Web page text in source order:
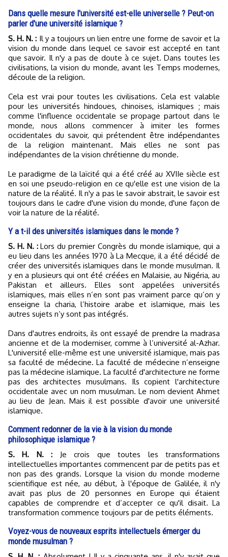
Dans quelle mesure l'université est-elle universelle ? Peut-on
parler d'une université islamique ?
S. H. N. : Il y a toujours un lien entre une forme de savoir et la
vision du monde dans lequel ce savoir est accepté en tant
que savoir. Il n'y a pas de doute à ce sujet. Dans toutes les
civilisations, la vision du monde, avant les Temps modernes,
découle de la religion.
Cela est vrai pour toutes les civilisations. Cela est valable
pour les universités hindoues, chinoises, islamiques ; mais
comme l'influence occidentale se propage partout dans le
monde, nous allons commencer à imiter les formes
occidentales du savoir, qui prétendent être indépendantes
de la religion maintenant. Mais elles ne sont pas
indépendantes de la vision chrétienne du monde.
Le paradigme de la laïcité qui a été créé au XVIIe siècle est
en soi une pseudo-religion en ce qu'elle est une vision de la
nature de la réalité. Il n'y a pas le savoir abstrait, le savoir est
toujours dans le cadre d'une vision du monde, d'une façon de
voir la nature de la réalité.
Y a t-il des universités islamiques dans le monde ?
S. H. N. :Lors du premier Congrès du monde islamique, qui a
eu lieu dans les années 1970 à La Mecque, il a été décidé de
créer des universités islamiques dans le monde musulman. Il
y en a plusieurs qui ont été créées en Malaisie, au Nigéria, au
Pakistan et ailleurs. Elles sont appelées universités
islamiques, mais elles n’en sont pas vraiment parce qu’on y
enseigne la charia, l’histoire arabe et islamique, mais les
autres sujets n’y sont pas intégrés.
Dans d'autres endroits, ils ont essayé de prendre la madrasa
ancienne et de la moderniser, comme à l’université al-Azhar.
L'université elle-même est une université islamique, mais pas
sa faculté de médecine. La faculté de médecine n’enseigne
pas la médecine islamique. La faculté d'architecture ne forme
pas des architectes musulmans. Ils copient l'architecture
occidentale avec un nom musulman. Le nom devient Ahmet
au lieu de Jean. Mais il est possible d'avoir une université
islamique.
Comment redonner de la vie à la vision du monde
philosophique islamique ?
S. H. N. : Je crois que toutes les transformations
intellectuelles importantes commencent par de petits pas et
non pas des grands. Lorsque la vision du monde moderne
scientifique est née, au début, à l'époque de Galilée, il n'y
avait pas plus de 20 personnes en Europe qui étaient
capables de comprendre et d’accepter ce qu'il disait. La
transformation commence toujours par de petits éléments.
Voyez-vous de nouveaux esprits intellectuels émerger du
monde musulman ?